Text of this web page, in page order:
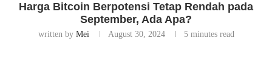
Harga Bitcoin Berpotensi Tetap Rendah pada
September, Ada Apa?
written by Mei August 30, 2024 5 minutes read